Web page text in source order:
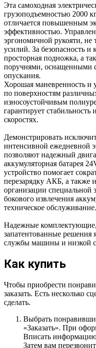
Эта самоходная
грузоподъемностью 2000
отличается повышенным
эффективностью.
эргономичной рукояти, не
усилий. За безопасность и
просторная подножка, а
поручнями, оснащенными
опускания.
Хорошая маневренность и
по поверхностям
износоустойчивым
гарантирует
скоростях.
Демонстрировать
интенсивной ежедневной
позволяют надежный
аккумуляторная батарея
устройство помогает
перезарядку АКБ, а также
организации специальной
бокового извлечения
техническое обслуживание.
Надежные комплектующие,
запатентованные решения
службы машины и низкой
Как купить
Чтобы приобрести
заказать. Есть несколько
сделать.
Выбрать
«Заказать». При
Вписать
Затем вам